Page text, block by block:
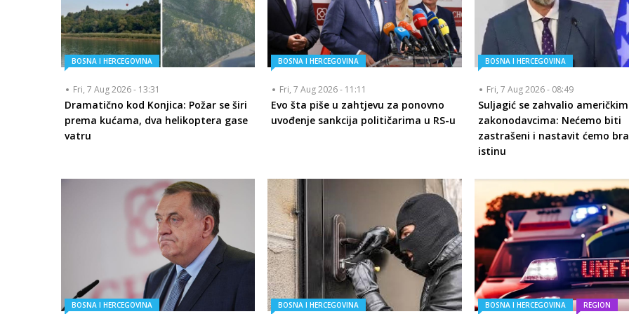
BOSNA I HERCEGOVINA
Fri, 7 Aug 2026 - 13:31
Dramatično kod Konjica: Požar se širi
prema kućama, dva helikoptera gase
vatru
BOSNA I HERCEGOVINA
Fri, 7 Aug 2026 - 11:11
Evo šta piše u zahtjevu za ponovno
uvođenje sankcija političarima u RS-u
BOSNA I HERCEGOVINA
Fri, 7 Aug 2026 - 08:49
Suljagić se zahvalio američkim
zakonodavcima: Nećemo biti
zastrašeni i nastavit ćemo
istinu
BOSNA I HERCEGOVINA BOSNA I HERCEGOVINA BOSNA I HERCEGOVINA REGION